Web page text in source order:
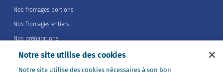
Nos fromages portions
Nos fromages entiers
Nos préparations
Nos ultra-frais
Nos laits
Notre site utilise des cookies
Notre site utilise des cookies nécessaires à son bon